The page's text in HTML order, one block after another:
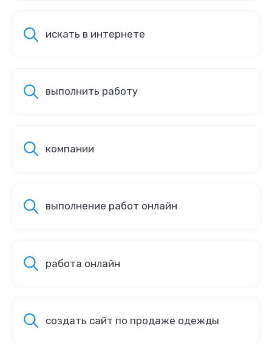
искать в интернете
выполнить работу
компании
выполнение работ онлайн
работа онлайн
создать сайт по продаже одежды